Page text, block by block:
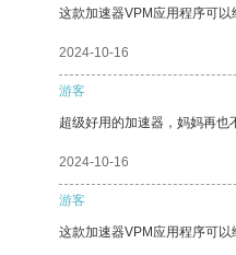
这款加速器VPM应用程序可以
2024-10-16
游客
超级好用的加速器，妈妈再也
2024-10-16
游客
这款加速器VPM应用程序可以